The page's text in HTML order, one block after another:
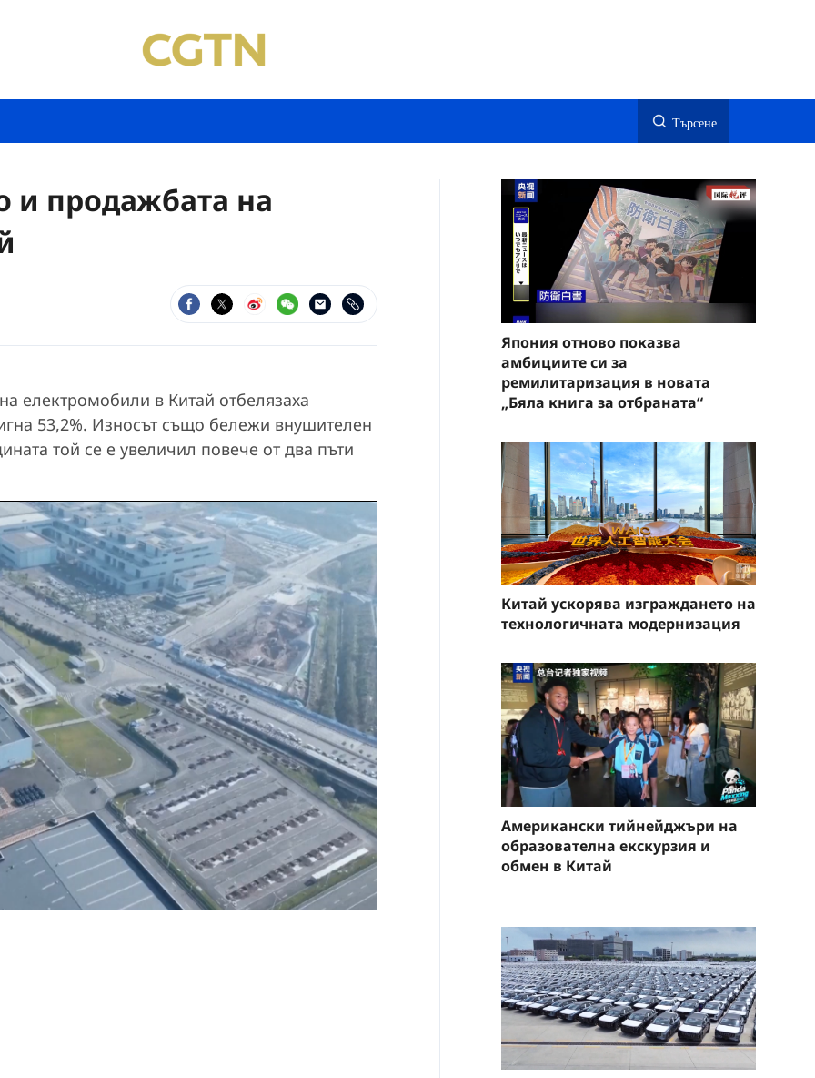
Търсене
и продажбата на
електромобили в Китай отбелязаха
53,2%. Износът също бележи внушителен
той се е увеличил повече от два пъти
Япония отново показва
амбициите си за
ремилитаризация в новата
„Бяла книга за отбраната“
Китай ускорява изграждането на
технологичната модернизация
Американски тийнейджъри на
образователна екскурзия и
обмен в Китай